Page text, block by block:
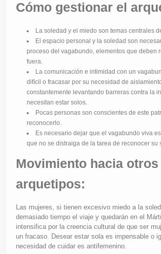
Cómo gestionar el
La soledad y el miedo son temas centrales
El espacio personal y la soledad son
proceso del vagabundo, elementos que deben
fuera.
La comunicación e intimidad con un
difícil o fracasar por su necesidad de
constantemente levantando barreras contra la
necesitan estar solos.
Pocas personas son conscientes de este
reconocerlo.
Es necesario dejar que el vagabundo viva
que no se distraiga de la tarea de reconocer su
Movimiento hacia otros
arquetipos:
Las mujeres, si tienen excesivo miedo a la
demasiado tiempo el viaje y quedarán en el
intensifica por la creencia cultural de que ser
un fracaso. Desear estar sola es impensable o
necesidad de cuidar es antifemenino.